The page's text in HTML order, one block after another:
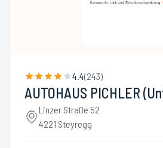
4.4(243)
AUTOHAUS PICHLER
Linzer Straße 52
4221 Steyregg